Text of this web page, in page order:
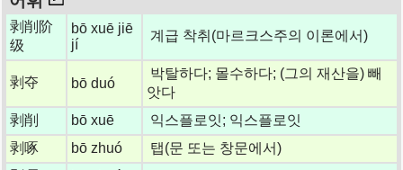
剥削阶
级
bō xuē jiē
jí
계급 착취(마르크스주의 이론에서)
剥夺 bō duó
박탈하다; 몰수하다; (그의 재산을) 빼
앗다
剥削
bō xuē
익스플로잇; 익스플로잇
剥啄
bō zhuó
탭(문 또는 창문에서)